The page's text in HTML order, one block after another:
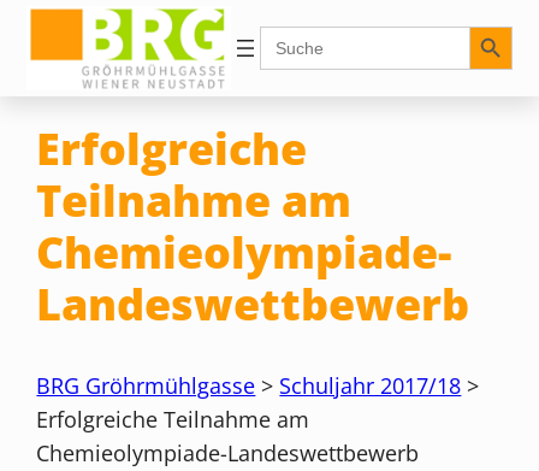
Inhalt
springen
Search
for:
Search Button
Erfolgreiche
Teilnahme am
Chemieolympiade-
Landeswettbewerb
BRG Gröhrmühlgasse > Schuljahr 2017/18 >
Erfolgreiche Teilnahme am
Chemieolympiade-Landeswettbewerb